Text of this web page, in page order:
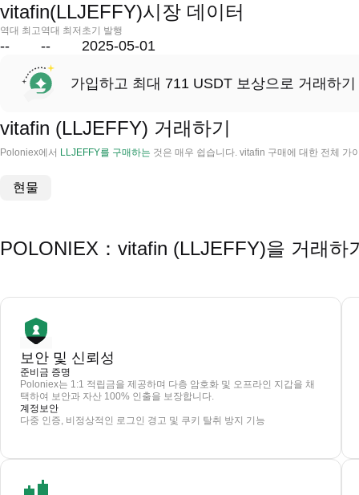
vitafin(LLJEFFY)시장 데이터
역대 최고
--
역대 최저
--
초기 발행
2025-05-01
가입하고 최대 711 USDT 보상으로 거래하기
vitafin (LLJEFFY) 거래하기
Poloniex에서 LLJEFFY를 구매하는 것은 매우 쉽습니다. vitafin 구매에 대한 전체 가
현물
POLONIEX：vitafin (LLJEFFY)을 거래하
보안 및 신뢰성
준비금 증명
Poloniex는 1:1 적립금을 제공하며 다층 암호화 및 오프라인 지갑을 채
택하여 보안과 자산 100% 인출을 보장합니다.
계정보안
다중 인증, 비정상적인 로그인 경고 및 쿠키 탈취 방지 기능